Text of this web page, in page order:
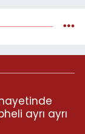
ayrı ayrı